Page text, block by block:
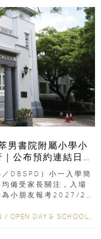
男書院附屬小學小
公布預約連結日期
DBSPD）小一入學簡
備受家長關注，入場
為小朋友報考2027/28
/ OPEN DAY & SCHOOL EVENTS